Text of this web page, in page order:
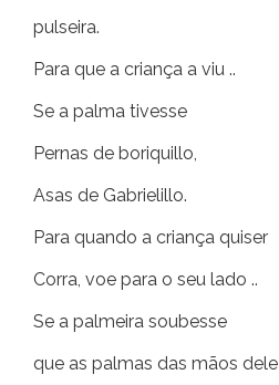
pulseira.
Para que a criança a viu ..
Se a palma tivesse
Pernas de boriquillo,
Asas de Gabrielillo.
Para quando a criança quiser
Corra, voe para o seu lado ..
Se a palmeira soubesse
que as palmas das mãos